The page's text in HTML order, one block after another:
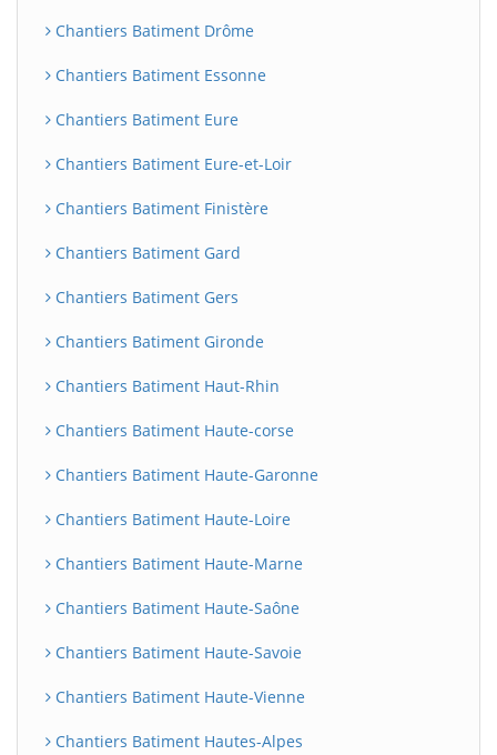
Chantiers Batiment Drôme
Chantiers Batiment Essonne
Chantiers Batiment Eure
Chantiers Batiment Eure-et-Loir
Chantiers Batiment Finistère
Chantiers Batiment Gard
Chantiers Batiment Gers
Chantiers Batiment Gironde
Chantiers Batiment Haut-Rhin
Chantiers Batiment Haute-corse
Chantiers Batiment Haute-Garonne
Chantiers Batiment Haute-Loire
Chantiers Batiment Haute-Marne
Chantiers Batiment Haute-Saône
Chantiers Batiment Haute-Savoie
Chantiers Batiment Haute-Vienne
Chantiers Batiment Hautes-Alpes